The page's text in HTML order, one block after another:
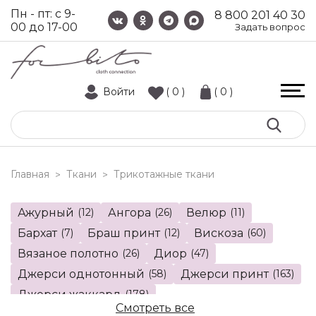
8 800 201 40 30
Задать вопрос
Пн - пт: с 9-
00 до 17-00
Войти ( 0 ) ( 0 )
Главная > Ткани > трикотажные ткани
Ажурный (12) Ангора (26) Велюр (11)
Бархат (7) Браш принт (12) Вискоза (60)
Вязаное полотно (26) Диор (47)
Джерси однотонный (58) Джерси принт (163)
Джерси жаккард (178)
Смотреть все